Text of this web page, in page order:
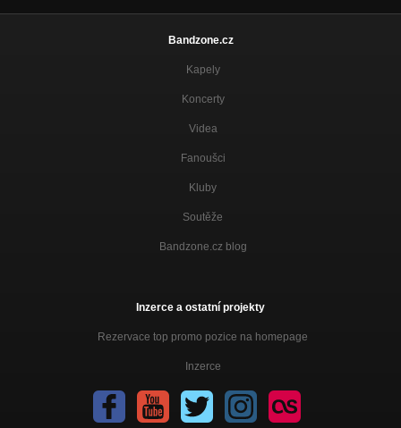
Bandzone.cz
Kapely
Koncerty
Videa
Fanoušci
Kluby
Soutěže
Bandzone.cz blog
Inzerce a ostatní projekty
Rezervace top promo pozice na homepage
Inzerce